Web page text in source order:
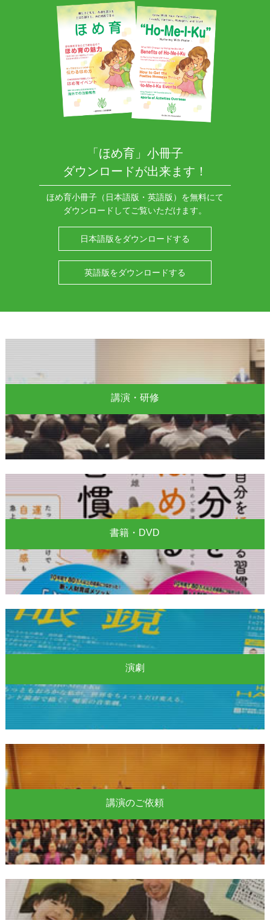
「ほめ育」小冊子
ダウンロードが出来ます！
ほめ育小冊子（日本語版・英語版）を無料にて
ダウンロードしてご覧いただけます。
日本語版をダウンロードする
英語版をダウンロードする
講演・研修
書籍・DVD
演劇
講演のご依頼